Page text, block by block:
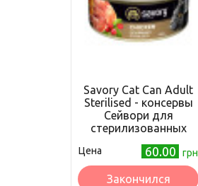
Savory Cat Can Adult
Sterilised - консервы
Сейвори для
стерилизованных
(30747)
Цена 60.00 грн
Закончился